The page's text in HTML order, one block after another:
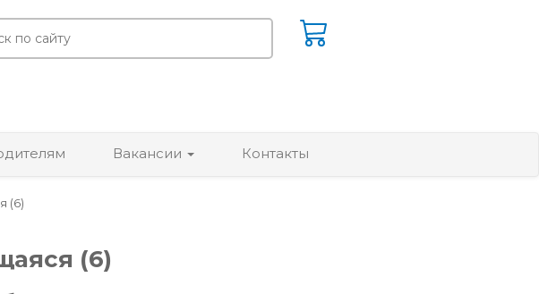
Вакансии Контакты
(6)
(6)